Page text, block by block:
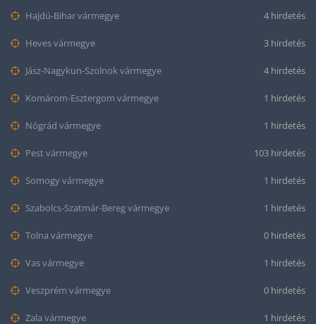
Hajdú-Bihar vármegye 4 hirdetés
Heves vármegye 3 hirdetés
Jász-Nagykun-Szolnok vármegye 4 hirdetés
Komárom-Esztergom vármegye 1 hirdetés
Nógrád vármegye 1 hirdetés
Pest vármegye 103 hirdetés
Somogy vármegye 1 hirdetés
Szabolcs-Szatmár-Bereg vármegye 1 hirdetés
Tolna vármegye 0 hirdetés
Vas vármegye 1 hirdetés
Veszprém vármegye 0 hirdetés
Zala vármegye 1 hirdetés